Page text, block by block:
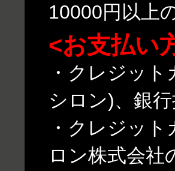
10000円以上
<お支払い
・クレジッ
シロン)、銀
・クレジッ
ロン株式会